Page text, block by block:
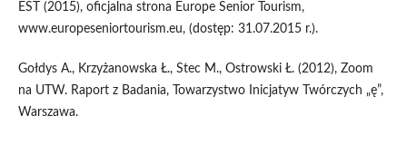
EST (2015), oficjalna strona Europe Senior Tourism,
www.europeseniortourism.eu, (dostęp: 31.07.2015 r.).
Gołdys A., Krzyżanowska Ł., Stec M., Ostrowski Ł. (2012), Zoom
na UTW. Raport z Badania, Towarzystwo Inicjatyw Twórczych „ę”,
Warszawa.